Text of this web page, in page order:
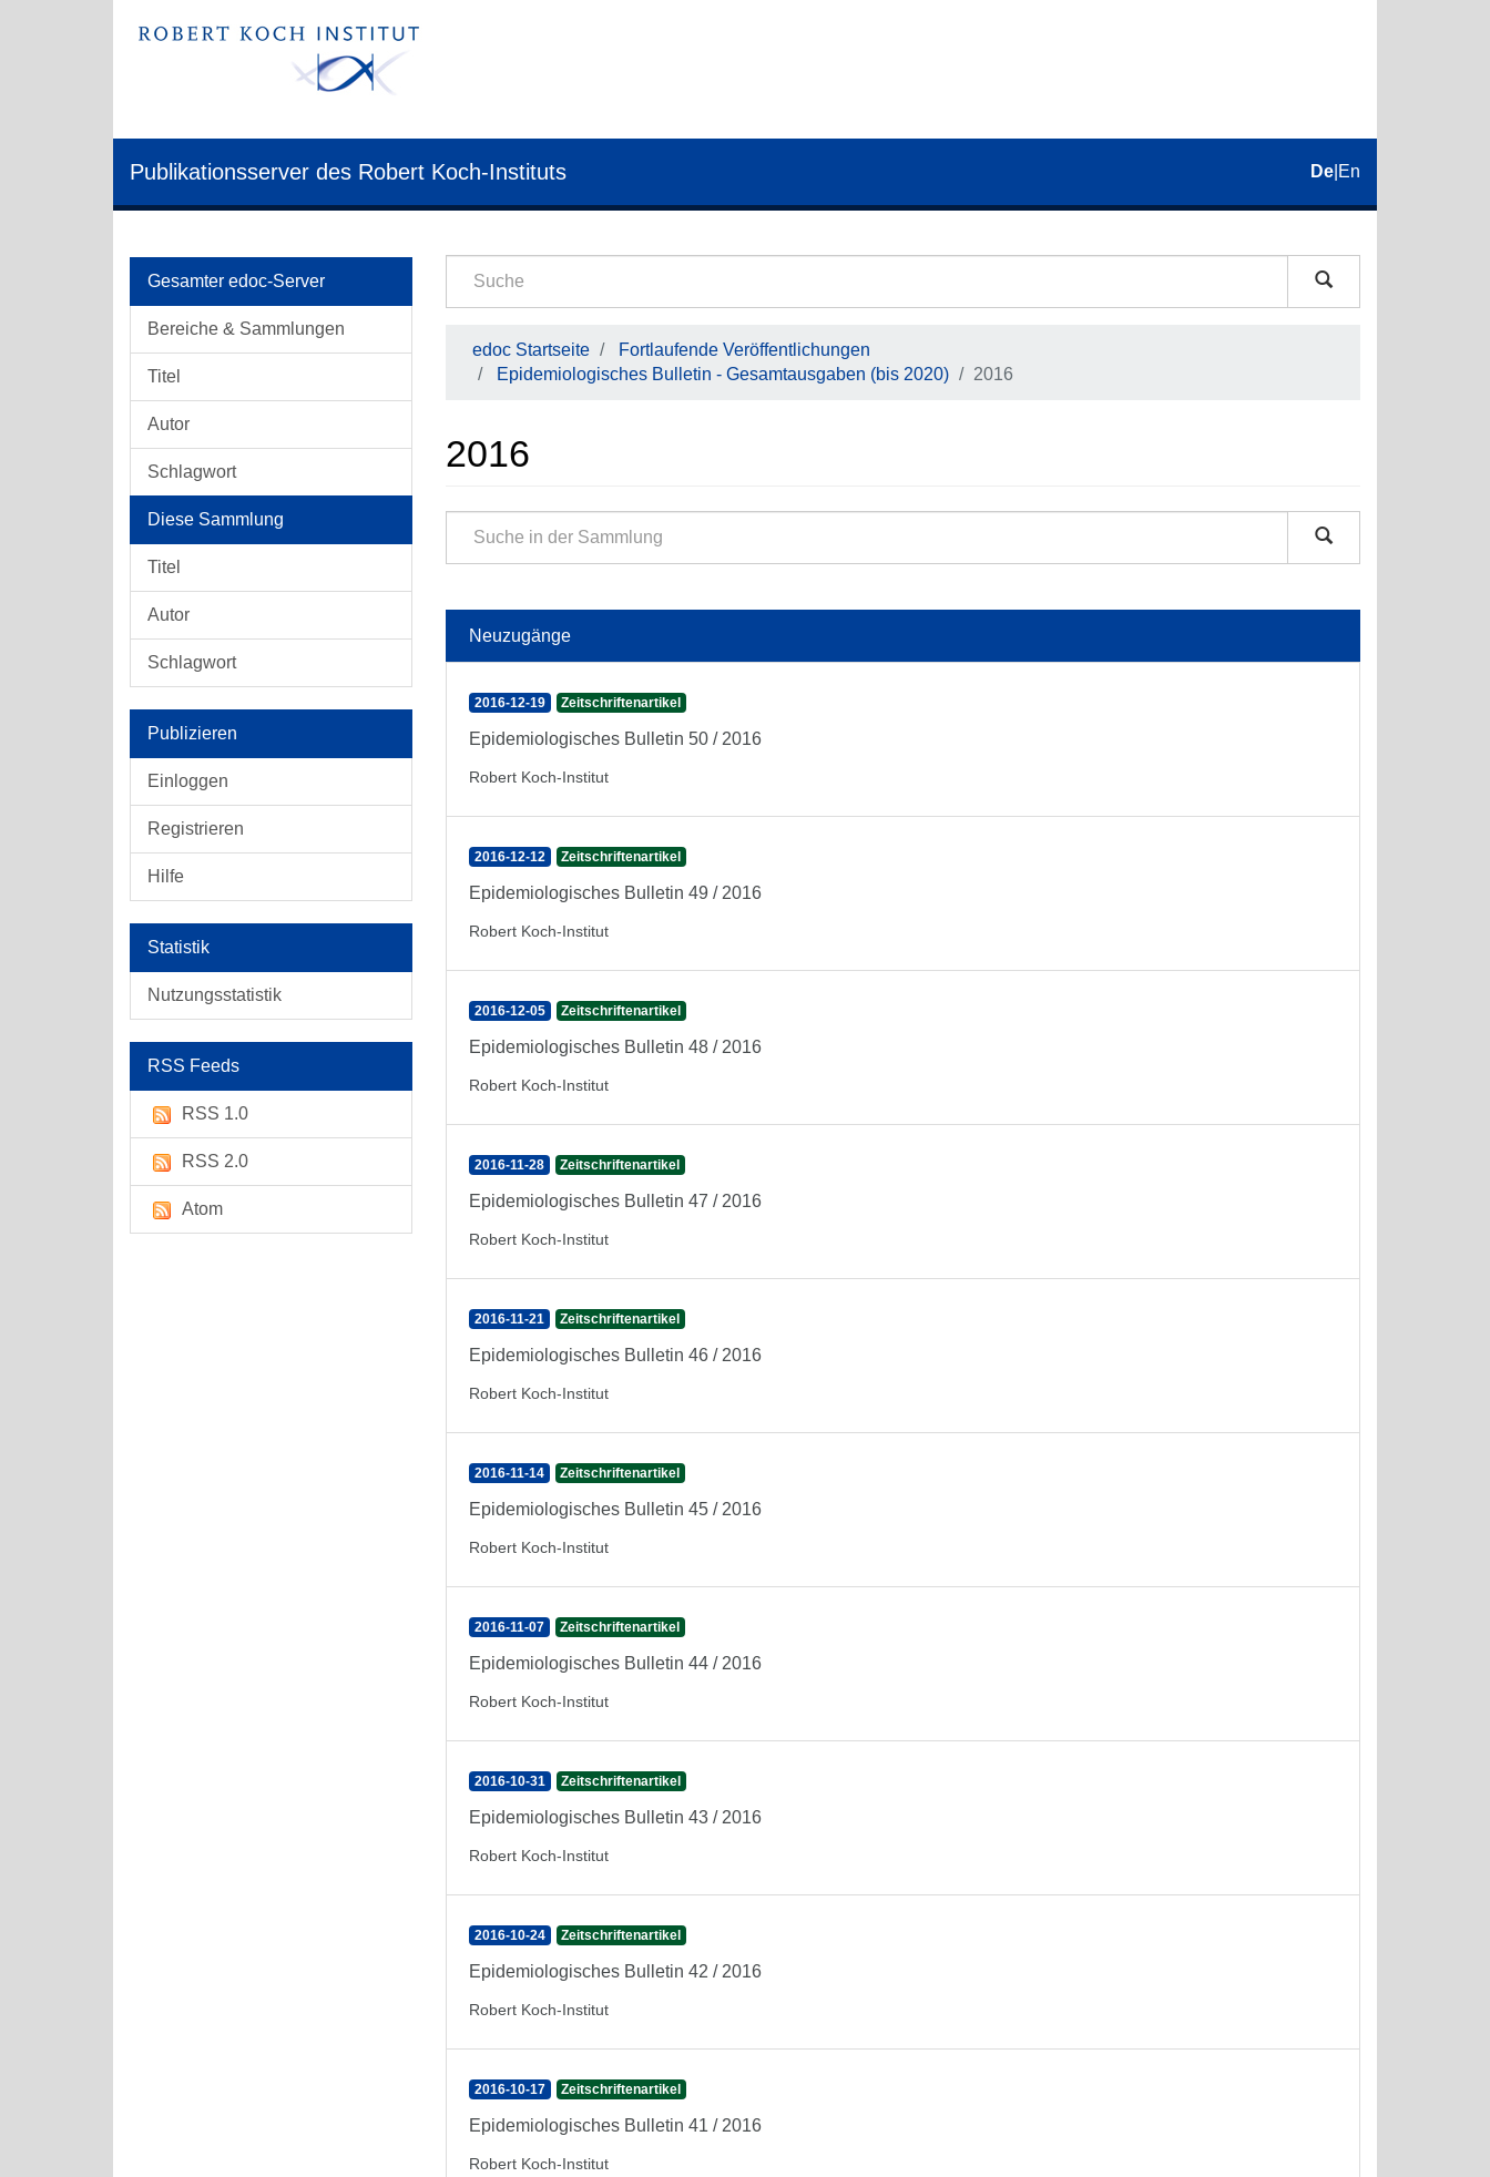
Publikationsserver des Robert Koch-Instituts De En
Gesamter edoc-Server
Bereiche & Sammlungen
Titel
Autor
Schlagwort
Diese Sammlung
Titel
Autor
Schlagwort
Publizieren
Einloggen
Registrieren
Hilfe
Statistik
Nutzungsstatistik
RSS Feeds
RSS 1.0
RSS 2.0
Atom
edoc Startseite
Fortlaufende Veröffentlichungen
Epidemiologisches Bulletin - Gesamtausgaben (bis 2020)
2016
2016
Neuzugänge
2016-12-19 Zeitschriftenartikel
Epidemiologisches Bulletin 50 / 2016
Robert Koch-Institut
2016-12-12 Zeitschriftenartikel
Epidemiologisches Bulletin 49 / 2016
Robert Koch-Institut
2016-12-05 Zeitschriftenartikel
Epidemiologisches Bulletin 48 / 2016
Robert Koch-Institut
2016-11-28 Zeitschriftenartikel
Epidemiologisches Bulletin 47 / 2016
Robert Koch-Institut
2016-11-21 Zeitschriftenartikel
Epidemiologisches Bulletin 46 / 2016
Robert Koch-Institut
2016-11-14 Zeitschriftenartikel
Epidemiologisches Bulletin 45 / 2016
Robert Koch-Institut
2016-11-07 Zeitschriftenartikel
Epidemiologisches Bulletin 44 / 2016
Robert Koch-Institut
2016-10-31 Zeitschriftenartikel
Epidemiologisches Bulletin 43 / 2016
Robert Koch-Institut
2016-10-24 Zeitschriftenartikel
Epidemiologisches Bulletin 42 / 2016
Robert Koch-Institut
2016-10-17 Zeitschriftenartikel
Epidemiologisches Bulletin 41 / 2016
Robert Koch-Institut